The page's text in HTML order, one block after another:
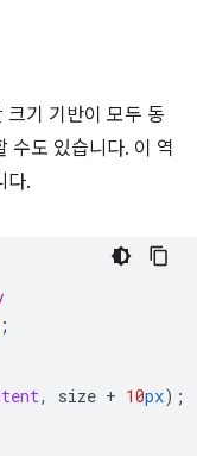
크기 기반이 모두 동
수도 있습니다. 이 역
다.
;
, size + 10px);